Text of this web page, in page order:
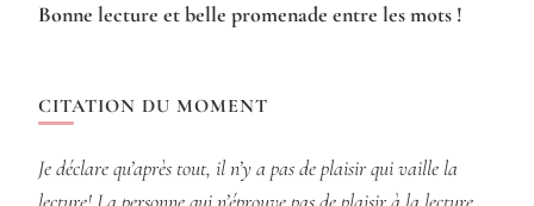
Bonne lecture et belle promenade entre les mots !
CITATION DU MOMENT
Je déclare qu’après tout, il n’y a pas de plaisir qui vaille la